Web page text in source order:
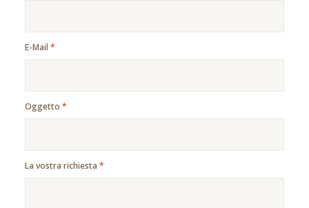
E-Mail *
Oggetto *
La vostra richiesta *